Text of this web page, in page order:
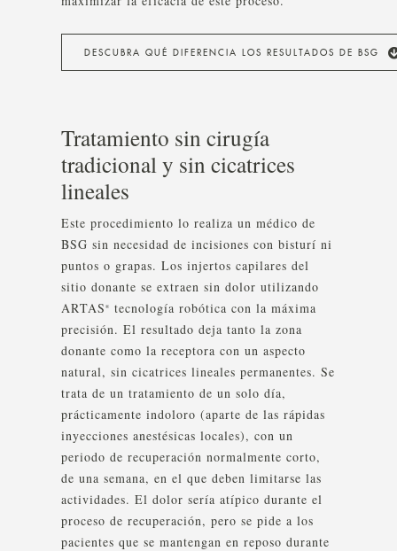
DESCUBRA QUÉ DIFERENCIA LOS RESULTADOS DE BSG
Tratamiento sin cirugía
tradicional y sin cicatrices
lineales
Este procedimiento lo realiza un médico de
BSG sin necesidad de incisiones con bisturí ni
puntos o grapas. Los injertos capilares del
sitio donante se extraen sin dolor utilizando
ARTAS ®
tecnología robótica con la máxima
precisión. El resultado deja tanto la zona
donante como la receptora con un aspecto
natural, sin cicatrices lineales permanentes. Se
trata de un tratamiento de un solo día,
prácticamente indoloro (aparte de las rápidas
inyecciones anestésicas locales), con un
periodo de recuperación normalmente corto,
de una semana, en el que deben limitarse las
actividades. El dolor sería atípico durante el
proceso de recuperación, pero se pide a los
pacientes que se mantengan en reposo durante